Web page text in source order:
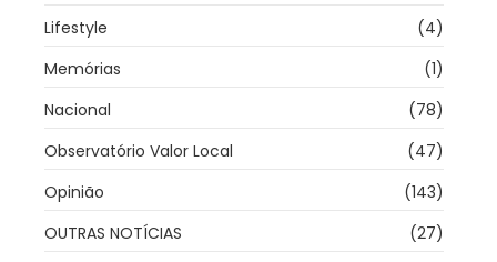
Lifestyle
(4)
Memórias
(1)
Nacional
(78)
Observatório Valor Local
(47)
Opinião
(143)
OUTRAS NOTÍCIAS
(27)